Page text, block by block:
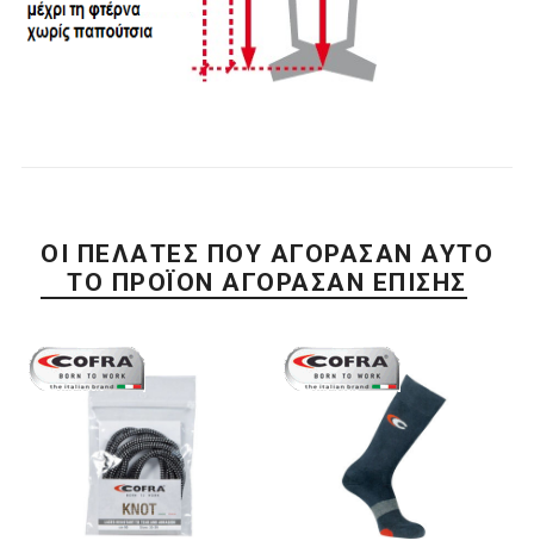
ΟΙ ΠΕΛΆΤΕΣ ΠΟΥ ΑΓΌΡΑΣΑΝ ΑΥΤΌ
ΤΟ ΠΡΟΪΌΝ ΑΓΌΡΑΣΑΝ ΕΠΊΣΗΣ